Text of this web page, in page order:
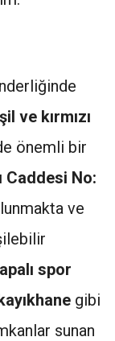
ve kırmızı
önemli bir
Caddesi No:
ve
spor
gibi
sunan